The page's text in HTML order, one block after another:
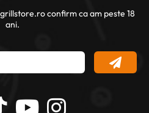
confirm ca am peste 18
ani.